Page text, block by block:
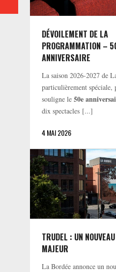
DÉVOILEMENT DE LA
PROGRAMMATION –
ANNIVERSAIRE
La saison 2026-2027 de
particulièrement spéciale,
souligne le50e
dix spectacles [...]
4 MAI 2026
TRUDEL : UN
MAJEUR
La Bordée annonce un